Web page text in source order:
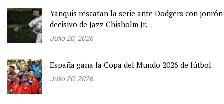
Yanquis rescatan la serie ante Dodgers con jonrón
decisivo de Jazz Chisholm Jr.
Julio 20, 2026
España gana la Copa del Mundo 2026 de fútbol
Julio 20, 2026